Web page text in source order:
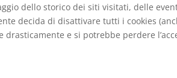
dello storico dei siti visitati, delle
decida di disattivare tutti i cookies
e si potrebbe perdere